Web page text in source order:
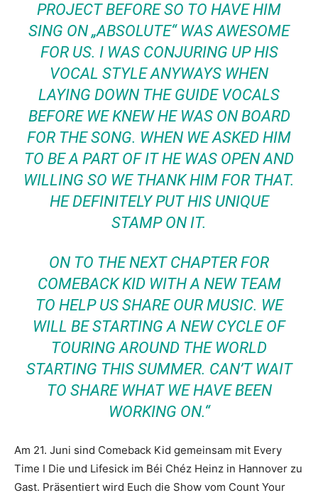
PROJECT BEFORE SO TO HAVE HIM
SING ON „ABSOLUTE“ WAS AWESOME
FOR US. I WAS CONJURING UP HIS
VOCAL STYLE ANYWAYS WHEN
LAYING DOWN THE GUIDE VOCALS
BEFORE WE KNEW HE WAS ON BOARD
FOR THE SONG. WHEN WE ASKED HIM
TO BE A PART OF IT HE WAS OPEN AND
WILLING SO WE THANK HIM FOR THAT.
HE DEFINITELY PUT HIS UNIQUE
STAMP ON IT.
ON TO THE NEXT CHAPTER FOR
COMEBACK KID WITH A NEW TEAM
TO HELP US SHARE OUR MUSIC. WE
WILL BE STARTING A NEW CYCLE OF
TOURING AROUND THE WORLD
STARTING THIS SUMMER. CAN’T WAIT
TO SHARE WHAT WE HAVE BEEN
WORKING ON.“
Am 21. Juni sind Comeback Kid gemeinsam mit Every
Time I Die und Lifesick im Béi Chéz Heinz in Hannover zu
Gast. Präsentiert wird Euch die Show vom Count Your